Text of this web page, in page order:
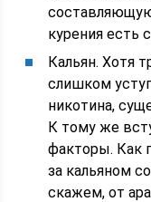
курения есть
Кальян. Хотя
слишком
никотина,
К тому же
факторы. Как
за кальяном
скажем, от